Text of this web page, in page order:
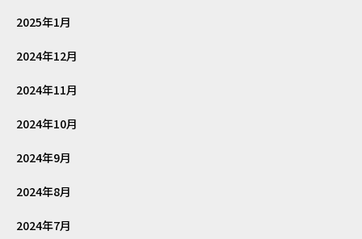
2025年1月
2024年12月
2024年11月
2024年10月
2024年9月
2024年8月
2024年7月